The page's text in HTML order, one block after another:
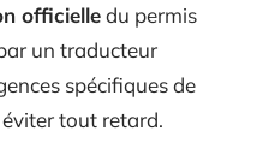
officielledu permis
un traducteur
spécifiques de
tout retard.